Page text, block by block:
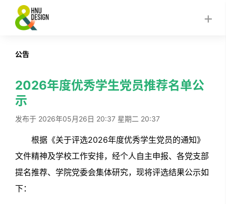
公告
2026年度优秀学生党员推荐名单公
示
发布于 2026年05月26日 20:37 星期二 20:37
根据《关于评选2026年度优秀学生党员的通知》
文件精神及学校工作安排，经个人自主申报、各党支部
提名推荐、学院党委会集体研究，现将评选结果公示如
下：